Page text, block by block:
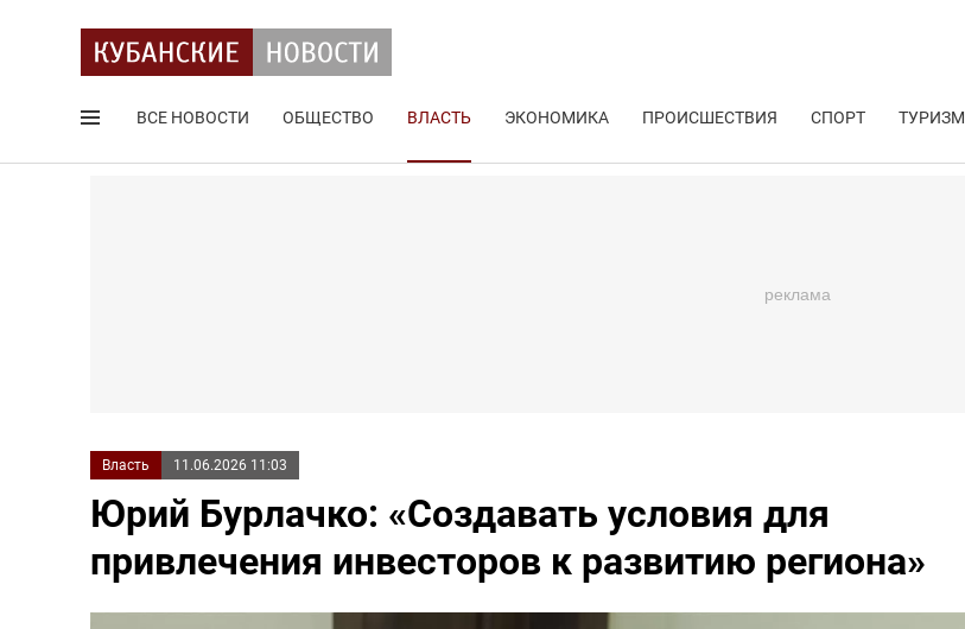
ВСЕ НОВОСТИ ОБЩЕСТВО ВЛАСТЬ ЭКОНОМИКА ПРОИСШЕСТВИЯ СПОРТ ТУРИЗМ
Власть 11.06.2026 11:03
Юрий Бурлачко: «Создавать условия для
привлечения инвесторов к развитию региона»